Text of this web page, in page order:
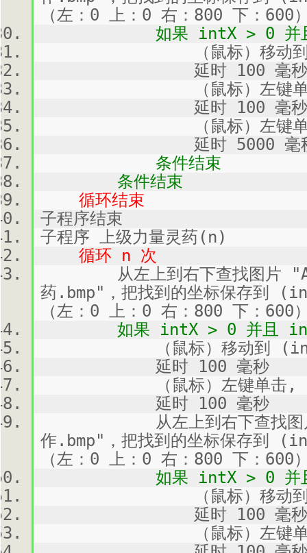
（左：0 上：0 右：800 下：600
如果 intX > 0 并且
（鼠标）移动到
延时 100 毫秒
（鼠标）左键单
延时 100 毫秒
（鼠标）左键单
延时 5000 毫
条件结束
条件结束
循环结束
子程序结束
子程序 上级力量灵药(n)
循环 n 次
从左上到右下查找图片
药.bmp"，把找到的坐标保存到
（左：0 上：0 右：800 下：600
如果 intX > 0 并且
（鼠标）移动到
延时 100 毫秒
（鼠标）左键单击,
延时 100 毫秒
从左上到右下查找图片
作.bmp"，把找到的坐标保存到
（左：0 上：0 右：800 下：600
如果 intX > 0 并且
（鼠标）移动到
延时 100 毫秒
（鼠标）左键单